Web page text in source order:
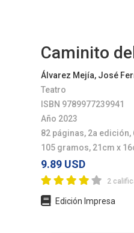
Infantil
Juvenil
Caminito
Álvarez Mejía, José
Teatro
ISBN 9789977239941
Año 2023
82 páginas, 2a
105 gramos, 21cm x
9.89 USD
2
Edición Impresa